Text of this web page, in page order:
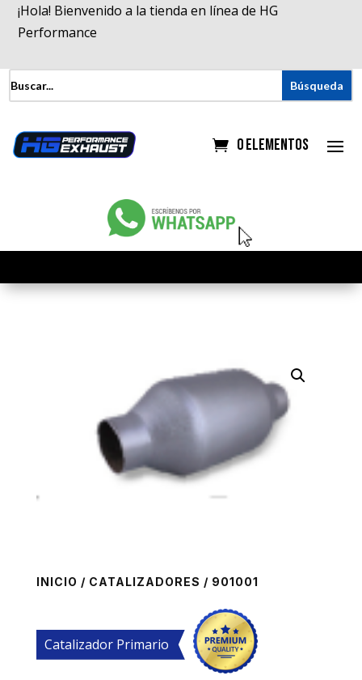
¡Hola! Bienvenido a la tienda en línea de HG
Performance
0 elementos
INICIO / CATALIZADORES / 901001
Catalizador Primario